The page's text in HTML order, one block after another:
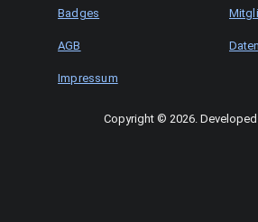
Badges
AGB
Impressum
Copyright © 2026.